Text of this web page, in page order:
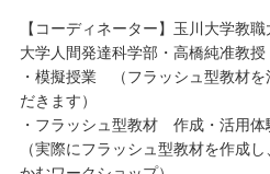
【コーディネーター】玉川大学教
大学人間発達科学部・高橋純准教授
・模擬授業 （フラッシュ型教材
だきます）
・フラッシュ型教材 作成・活用体
（実際にフラッシュ型教材を作成